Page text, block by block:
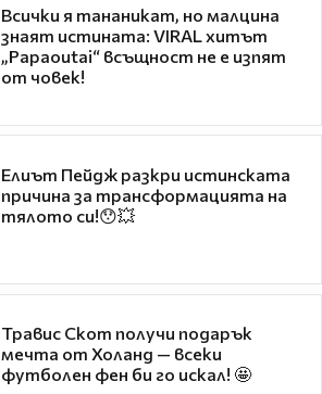
Всички я тананикат, но малцина
знаят истината: VIRAL хитът
„Papaoutai“ всъщност не е изпят
от човек!
Елиът Пейдж разкри истинската
причина за трансформацията на
тялото си!😯💥
Травис Скот получи подарък
мечта от Холанд — всеки
футболен фен би го искал! 🤩